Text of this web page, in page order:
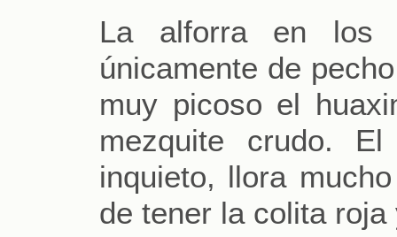
La alforra en los
únicamente de
muy picoso el
mezquite crudo.
inquieto, llora
de tener la colita